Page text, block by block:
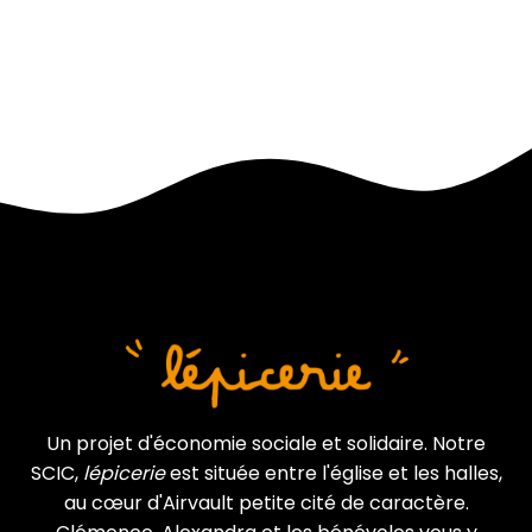
Un projet d'économie sociale et solidaire. Notre
SCIC, lépicerieest située entre l'église et les halles,
au cœur d'Airvault petite cité de caractère.